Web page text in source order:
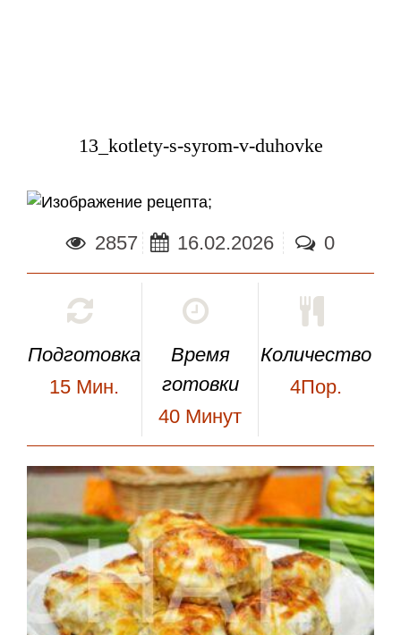
13_kotlety-s-syrom-v-duhovke
;
2857 16.02.2026 0
Подготовка
15 Мин.
Время
готовки
40 Минут
Количество
4Пор.